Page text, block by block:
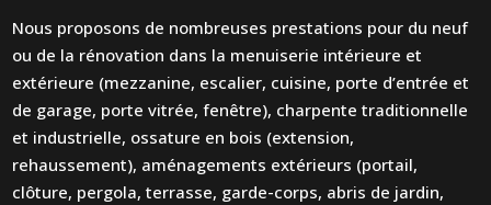
Nous proposons de nombreuses prestations pour du neuf
ou de la rénovation dans la menuiserie intérieure et
extérieure (mezzanine, escalier, cuisine, porte d’entrée et
de garage, porte vitrée, fenêtre), charpente traditionnelle
et industrielle, ossature en bois (extension,
rehaussement), aménagements extérieurs (portail,
clôture, pergola, terrasse, garde-corps, abris de jardin,